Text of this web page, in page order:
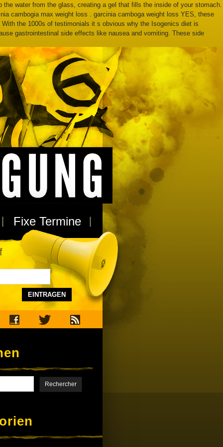
water from the glass, creating a gel that fills the inside of your stomach.
cambogia max weight loss . garcinia camboga weight loss YES, these
the 1000s of testimonials it s obvious why the Isogenics diet is
gastrointestinal side effects like nausea and vomiting. These side
Fixe Termine
EINTRAGEN